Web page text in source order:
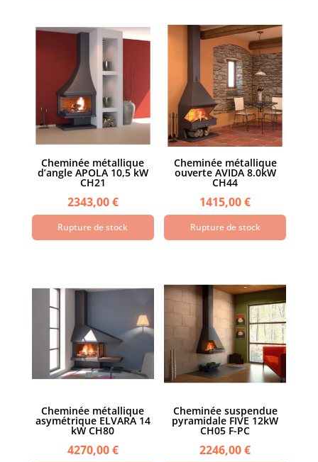
Cheminée métallique
d’angle APOLA 10,5 kW
CH21
2343,00€
Rupture de stock
Cheminée métallique
ouverte AVIDA 8.0kW
CH44
1415,00€
Rupture de stock
Cheminée métallique
asymétrique ELVARA 14
kW CH80
4270,00€
Cheminée suspendue
pyramidale FIVE 12kW
CH05 F-PC
2246,00€